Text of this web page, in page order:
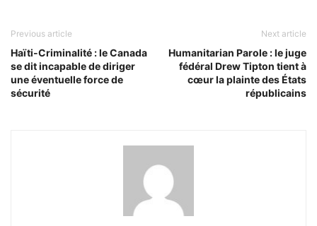
Previous article
Haïti-Criminalité : le Canada
se dit incapable de diriger
une éventuelle force de
sécurité
Next article
Humanitarian Parole : le juge
fédéral Drew Tipton tient à
cœur la plainte des États
républicains